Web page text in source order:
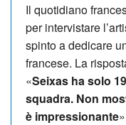
Il quotidiano
per intervistare
spinto a dedicare
francese. La
«Seixas ha solo
squadra. Non
è impressionante